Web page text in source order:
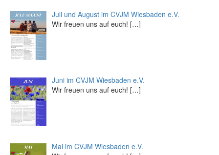
Juli und August im CVJM Wiesbaden e.V.
Wir freuen uns auf euch! […]
Juni im CVJM Wiesbaden e.V.
Wir freuen uns auf euch! […]
Mai im CVJM Wiesbaden e.V.